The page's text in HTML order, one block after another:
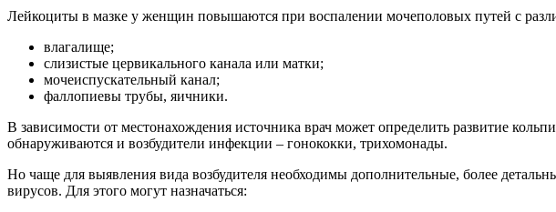
Лейкоциты в мазке у женщин повышаются при воспалении мочеполовых путей с
влагалище;
слизистые цервикального канала или матки;
мочеиспускательный канал;
фаллопиевы трубы, яичники.
В зависимости от местонахождения источника врач может определить развитие
обнаруживаются и возбудители инфекции – гонококки, трихомонады.
Но чаще для выявления вида возбудителя необходимы дополнительные, более
вирусов. Для этого могут назначаться: